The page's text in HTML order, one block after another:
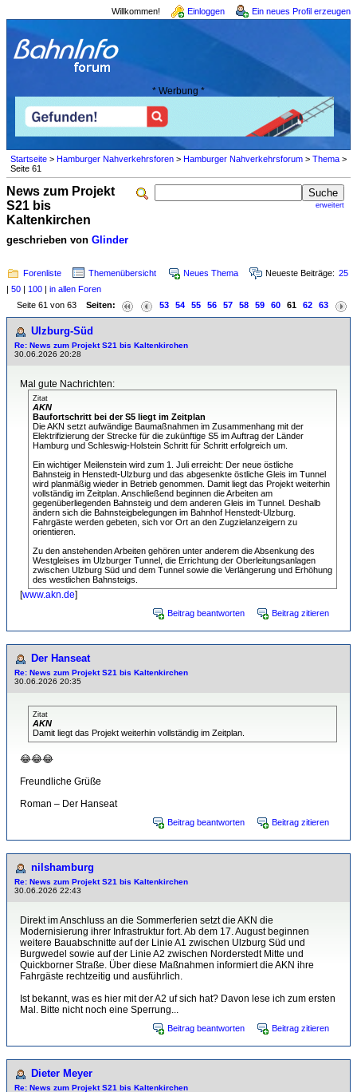
Willkommen! Einloggen Ein neues Profil erzeugen
* Werbung *
Startseite > Hamburger Nahverkehrsforen > Hamburger Nahverkehrsforum > Thema >
Seite 61
erweitert
News zum Projekt
S21 bis
Kaltenkirchen
geschrieben von Glinder
Forenliste Themenübersicht Neues Thema Neueste Beiträge: 25
| 50 | 100 | in allen Foren
Seite 61 von 63 Seiten: 53 54 55 56 57 58 59 60 61 62 63
Ulzburg-Süd
Re: News zum Projekt S21 bis Kaltenkirchen
30.06.2026 20:28
Mal gute Nachrichten:
Zitat
AKN
Baufortschritt bei der S5 liegt im Zeitplan
Die AKN setzt aufwändige Baumaßnahmen im Zusammenhang mit der
Elektrifizierung der Strecke für die zukünftige S5 im Auftrag der Länder
Hamburg und Schleswig-Holstein Schritt für Schritt erfolgreich um.
Ein wichtiger Meilenstein wird zum 1. Juli erreicht: Der neue östliche
Bahnsteig in Henstedt-Ulzburg und das abgesenkte östliche Gleis im Tunnel
wird planmäßig wieder in Betrieb genommen. Damit liegt das Projekt weiterhin
vollständig im Zeitplan. Anschließend beginnen die Arbeiten am
gegenüberliegenden Bahnsteig und dem anderen Gleis im Tunnel. Deshalb
ändern sich die Bahnsteigbelegungen im Bahnhof Henstedt-Ulzburg.
Fahrgäste werden gebeten, sich vor Ort an den Zugzielanzeigern zu
orientieren.
Zu den anstehenden Arbeiten gehören unter anderem die Absenkung des
Westgleises im Ulzburger Tunnel, die Errichtung der Oberleitungsanlagen
zwischen Ulzburg Süd und dem Tunnel sowie die Verlängerung und Erhöhung
des westlichen Bahnsteigs.
[www.akn.de]
Beitrag beantworten Beitrag zitieren
Der Hanseat
Re: News zum Projekt S21 bis Kaltenkirchen
30.06.2026 20:35
Zitat
AKN
Damit liegt das Projekt weiterhin vollständig im Zeitplan.
😂😂😂
Freundliche Grüße
Roman – Der Hanseat
Beitrag beantworten Beitrag zitieren
nilshamburg
Re: News zum Projekt S21 bis Kaltenkirchen
30.06.2026 22:43
Direkt im Anschluss an die Sommerferien setzt die AKN die
Modernisierung ihrer Infrastruktur fort. Ab dem 17. August beginnen
weitere Bauabschnitte auf der Linie A1 zwischen Ulzburg Süd und
Burgwedel sowie auf der Linie A2 zwischen Norderstedt Mitte und
Quickborner Straße. Über diese Maßnahmen informiert die AKN ihre
Fahrgäste rechtzeitig und ausführlich.
Ist bekannt, was es hier mit der A2 uf sich hat? Davon lese ich zum ersten
Mal. Bitte nicht noch eine Sperrung...
Beitrag beantworten Beitrag zitieren
Dieter Meyer
Re: News zum Projekt S21 bis Kaltenkirchen